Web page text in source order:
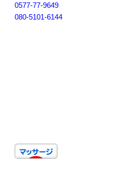
0577-77-9649
080-5101-6144